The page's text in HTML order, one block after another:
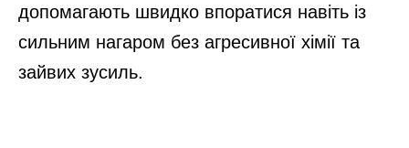
допомагають швидко впоратися навіть із
сильним нагаром без агресивної хімії та
зайвих зусиль.